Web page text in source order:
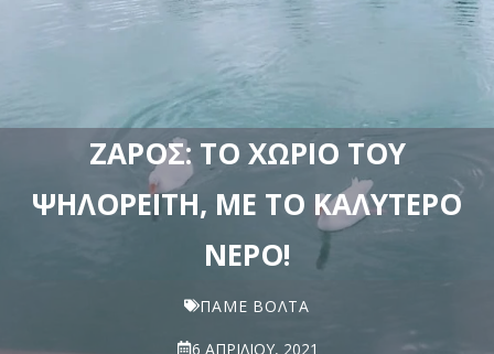
ΖΑΡΌΣ: ΤΟ ΧΩΡΙΌ ΤΟΥ
ΨΗΛΟΡΕΊΤΗ, ΜΕ ΤΟ ΚΑΛΎΤΕΡΟ
ΝΕΡΌ!
ΠΆΜΕ ΒΌΛΤΑ
6 ΑΠΡΙΛΊΟΥ, 2021